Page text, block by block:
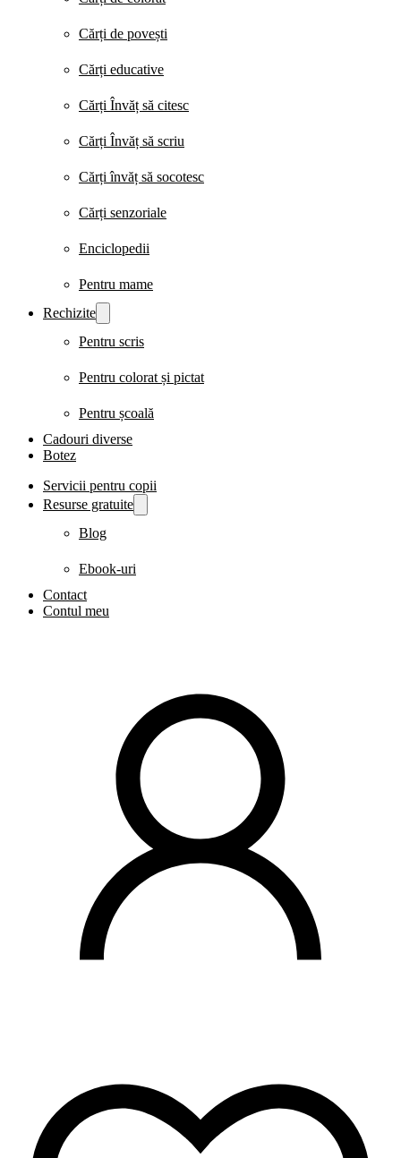
Cărți de povești
Cărți educative
Cărți Învăț să citesc
Cărți Învăț să scriu
Cărți învăț să socotesc
Cărți senzoriale
Enciclopedii
Pentru mame
Rechizite
Pentru scris
Pentru colorat și pictat
Pentru școală
Cadouri diverse
Botez
Servicii pentru copii
Resurse gratuite
Blog
Ebook-uri
Contact
Contul meu